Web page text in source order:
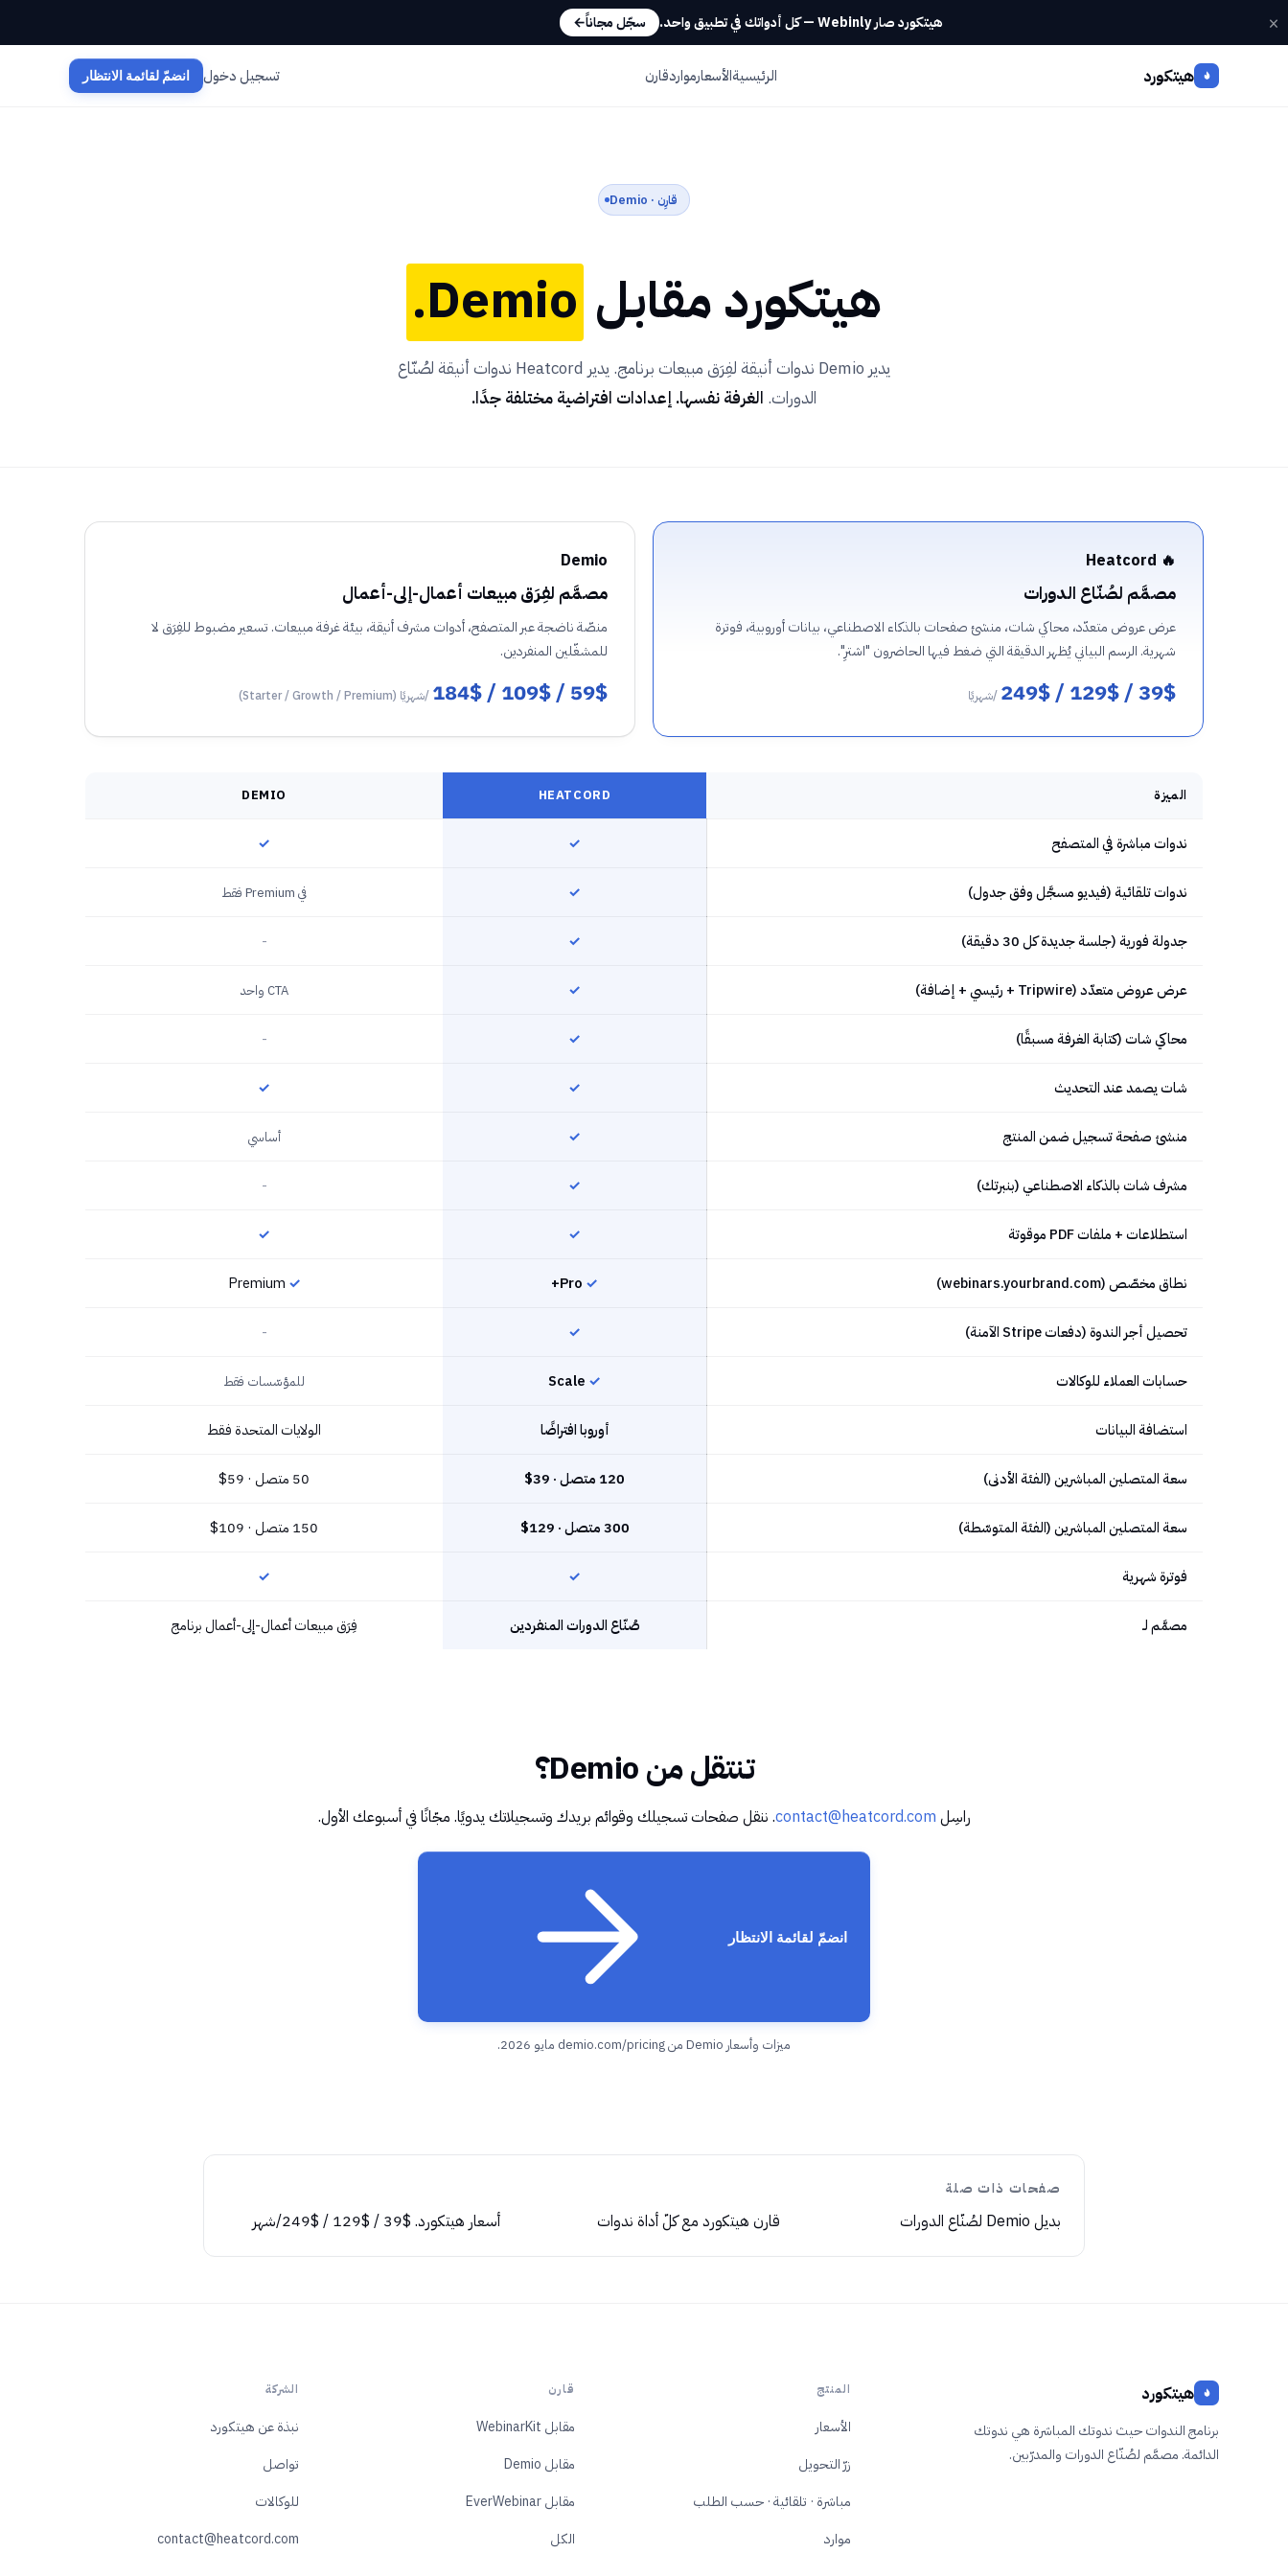
هيتكورد صار Webinly — كل أدواتك في تطبيق واحد. سجّل مجاناً← ×
هيتكورد الرئيسيةالأسعارمواردقارن تسجيل دخول انضمّ لقائمة الانتظار
قارِن · Demio
هيتكورد مقابل Demio.
يدير Demio ندوات أنيقة لفِرَق مبيعات برنامج. يدير Heatcord ندوات أنيقة لصُنّاع
الدورات. الغرفة نفسها. إعدادات افتراضية مختلفة جدًا.
🔥 Heatcord
مصمَّم لصُنّاع الدورات
عرض عروض متعدّد، محاكي شات، منشئ صفحات بالذكاء الاصطناعي، بيانات أوروبية، فوترة
شهرية. الرسم البياني يُظهر الدقيقة التي ضغط فيها الحاضرون "اشترِ".
39$ / 129$ / 249$ /شهريًا
Demio
مصمَّم لفِرَق مبيعات أعمال-إلى-أعمال
منصّة ناضجة عبر المتصفح، أدوات مشرف أنيقة، بيئة غرفة مبيعات. تسعير مضبوط للفِرَق لا
للمشغّلين المنفردين.
59$ / 109$ / 184$ /شهريًا (Starter / Growth / Premium)
الميزة HEATCORD
DEMIO
ندوات مباشرة في المتصفح ✓
✓
ندوات تلقائية (فيديو مسجَّل وفق جدول) ✓ في Premium فقط
جدولة فورية (جلسة جديدة كل 30 دقيقة) ✓
-
عرض عروض متعدّد (Tripwire + رئيسي + إضافة) ✓ CTA واحد
محاكي شات (كتابة الغرفة مسبقًا) ✓
-
شات يصمد عند التحديث ✓
✓
منشئ صفحة تسجيل ضمن المنتج ✓ أساسي
مشرف شات بالذكاء الاصطناعي (بنبرتك) ✓
-
استطلاعات + ملفات PDF موقوتة ✓
✓
نطاق مخصّص (webinars.yourbrand.com) ✓
✓
تحصيل أجر الندوة (دفعات Stripe الآمنة) ✓
-
حسابات العملاء للوكالات ✓ للمؤسّسات فقط
استضافة البيانات أوروبا افتراضًا الولايات المتحدة فقط
سعة المتصلين المباشرين (الفئة الأدنى) 120 متصل · 39$ 50 متصل · 59$
سعة المتصلين المباشرين (الفئة المتوسّطة) 300 متصل · 129$ 150 متصل · 109$
فوترة شهرية ✓
✓
مصمَّم لـ صُنّاع الدورات المنفردين فِرَق مبيعات أعمال-إلى-أعمال برنامج
تنتقل من Demio؟
راسِل contact@heatcord.com. ننقل صفحات تسجيلك وقوائم بريدك وتسجيلاتك يدويًا. مجّانًا في أسبوعك الأول.
انضمّ لقائمة الانتظار
ميزات وأسعار Demio من demio.com/pricing مايو 2026.
صفحات ذات صلة
بديل Demio لصُنّاع الدورات قارن هيتكورد مع كلّ أداة ندوات أسعار هيتكورد. $39 / $129 / $249/شهر
هيتكورد
برنامج الندوات حيث ندوتك المباشرة ﻫﻲ ندوتك
الدائمة. مصمَّم لصُنّاع الدورات والمدرّبين.
المنتج
الأسعار
زرّ التحويل
مباشرة · تلقائية · حسب الطلب
موارد
قارن
مقابل WebinarKit
مقابل Demio
مقابل EverWebinar
الكل
الشركة
نبذة عن هيتكورد
تواصل
للوكالات
contact@heatcord.com